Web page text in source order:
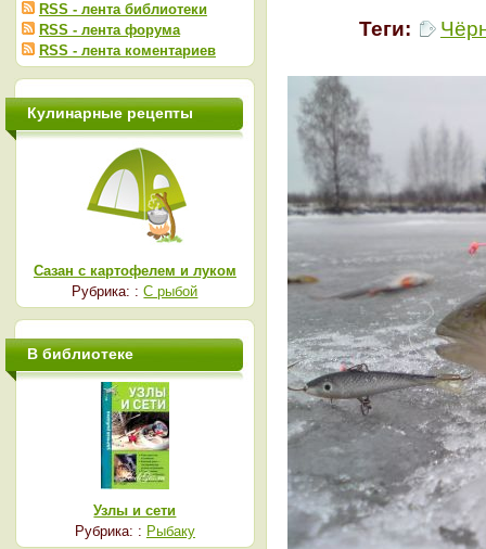
Теги:
RSS - лента библиотеки
RSS - лента форума
RSS - лента коментариев
Кулинарные рецепты
Сазан с картофелем и луком
Рубрика: :С рыбой
В библиотеке
Узлы и сети
Рубрика: : Рыбаку